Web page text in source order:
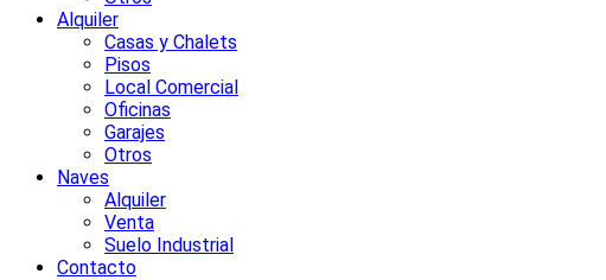
Alquiler
Casas y Chalets
Pisos
Local Comercial
Oficinas
Garajes
Otros
Naves
Alquiler
Venta
Suelo Industrial
Contacto